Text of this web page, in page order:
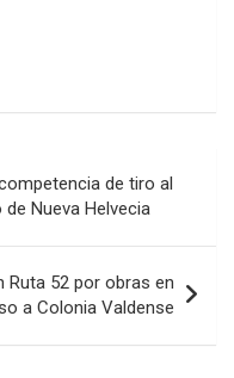
de tiro al
Nueva Helvecia
52 por obras en
a Colonia Valdense